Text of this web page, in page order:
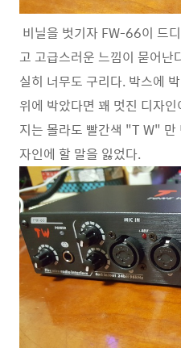
비닐을 벗기자 FW-66이 드
고 고급스러운 느낌이 묻어난
실히 너무도 구리다. 박스에
위에 박았다면 꽤 멋진 디자
지는 몰라도 빨간색 "T W" 만
자인에 할 말을 잃었다.